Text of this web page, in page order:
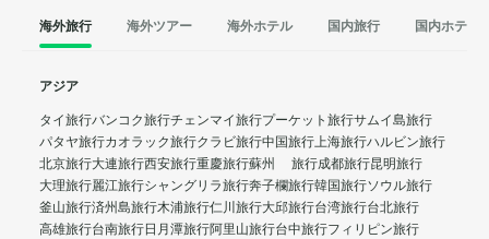
海外旅行 海外ツアー 海外ホテル 国内旅行 国内ホテル
アジア
タイ旅行バンコク旅行チェンマイ旅行プーケット旅行サムイ島旅行
パタヤ旅行カオラック旅行クラビ旅行中国旅行上海旅行ハルビン旅行
北京旅行大連旅行西安旅行重慶旅行蘇州 旅行成都旅行昆明旅行
大理旅行麗江旅行シャングリラ旅行奔子欄旅行韓国旅行ソウル旅行
釜山旅行済州島旅行木浦旅行仁川旅行大邱旅行台湾旅行台北旅行
高雄旅行台南旅行日月潭旅行阿里山旅行台中旅行フィリピン旅行